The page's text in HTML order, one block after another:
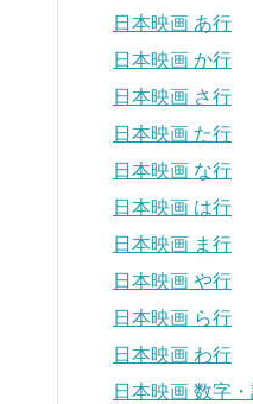
日本映画 あ行
日本映画 か行
日本映画 さ行
日本映画 た行
日本映画 な行
日本映画 は行
日本映画 ま行
日本映画 や行
日本映画 ら行
日本映画 わ行
日本映画 数字